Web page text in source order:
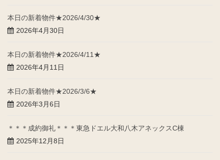
本日の新着物件★2026/4/30★
2026年4月30日
本日の新着物件★2026/4/11★
2026年4月11日
本日の新着物件★2026/3/6★
2026年3月6日
＊＊＊成約御礼＊＊＊東急ドエル大和八木アネックスC棟
2025年12月8日